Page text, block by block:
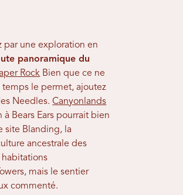
par une exploration en
panoramique du
Rock Bien que ce ne
le permet, ajoutez
Needles.Canyonlands
Bears Ears pourrait bien
site Blanding, la
ancestrale des
mais le sentier
commenté.